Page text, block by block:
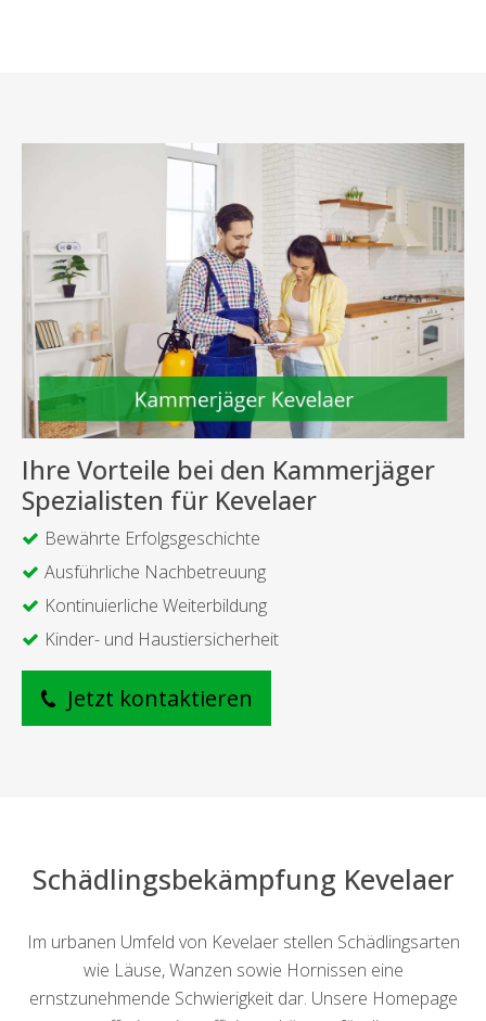
Ihre Vorteile bei den Kammerjäger
Spezialisten für Kevelaer
Bewährte Erfolgsgeschichte
Ausführliche Nachbetreuung
Kontinuierliche Weiterbildung
Kinder- und Haustiersicherheit
Jetzt kontaktieren
Schädlingsbekämpfung Kevelaer
Im urbanen Umfeld von Kevelaer stellen Schädlingsarten
wie Läuse, Wanzen sowie Hornissen eine
ernstzunehmende Schwierigkeit dar. Unsere Homepage